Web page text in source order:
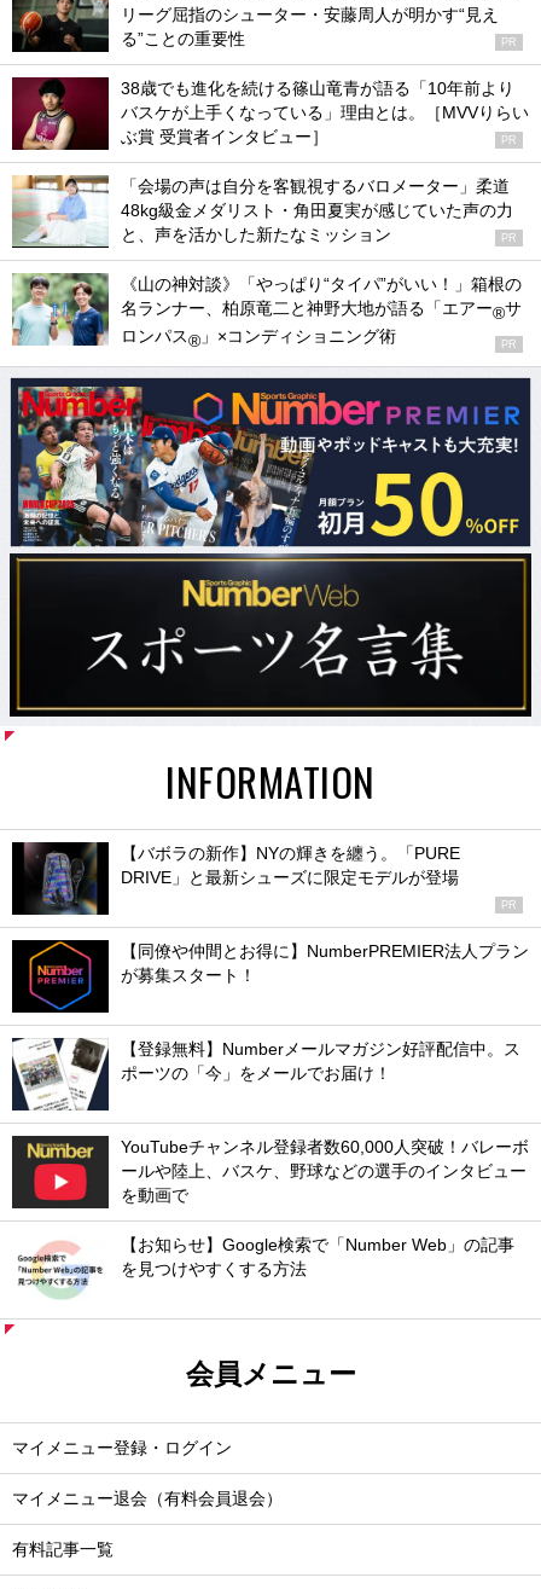
リーグ屈指のシューター・安藤周人が明かす“見え
る”ことの重要性
PR
38歳でも進化を続ける篠山竜青が語る「10年前より
バスケが上手くなっている」理由とは。［MVVりらい
ぶ賞 受賞者インタビュー］
PR
「会場の声は自分を客観視するバロメーター」柔道
48kg級金メダリスト・角田夏実が感じていた声の力
と、声を活かした新たなミッション
PR
《山の神対談》「やっぱり“タイパ”がいい！」箱根の
名ランナー、柏原竜二と神野大地が語る「エアー®サ
ロンパス® 」×コンディショニング術 PR
INFORMATION
【バボラの新作】NYの輝きを纏う。「PURE
DRIVE」と最新シューズに限定モデルが登場
PR
【同僚や仲間とお得に】NumberPREMIER法人プラン
が募集スタート！
【登録無料】Numberメールマガジン好評配信中。ス
ポーツの「今」をメールでお届け！
YouTubeチャンネル登録者数60,000人突破！バレーボ
ールや陸上、バスケ、野球などの選手のインタビュー
を動画で
【お知らせ】Google検索で「Number Web」の記事
を見つけやすくする方法
会員メニュー
マイメニュー登録・ログイン
マイメニュー退会（有料会員退会）
有料記事一覧